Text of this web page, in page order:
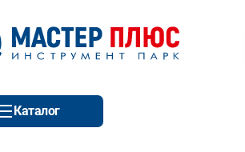
Каталог